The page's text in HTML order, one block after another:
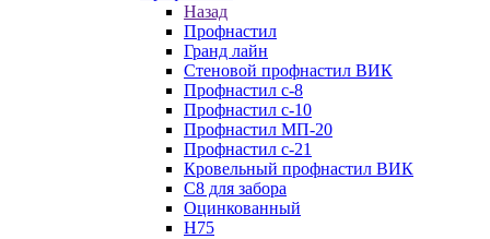
Назад
Профнастил
Гранд лайн
Стеновой профнастил ВИК
Профнастил с-8
Профнастил с-10
Профнастил МП-20
Профнастил с-21
Кровельный профнастил ВИК
С8 для забора
Оцинкованный
Н75